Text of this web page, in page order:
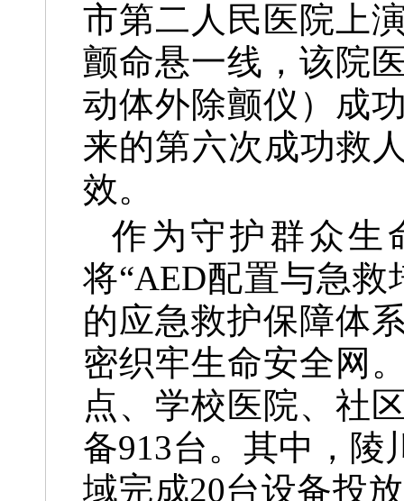
市第二人民医院上
颤命悬一线，该院
动体外除颤仪）成
来的第六次成功救
效。
作为守护群众生
将“AED配置与急
的应急救护保障体
密织牢生命安全网
点、学校医院、社
备913台。其中，陵
域完成20台设备投